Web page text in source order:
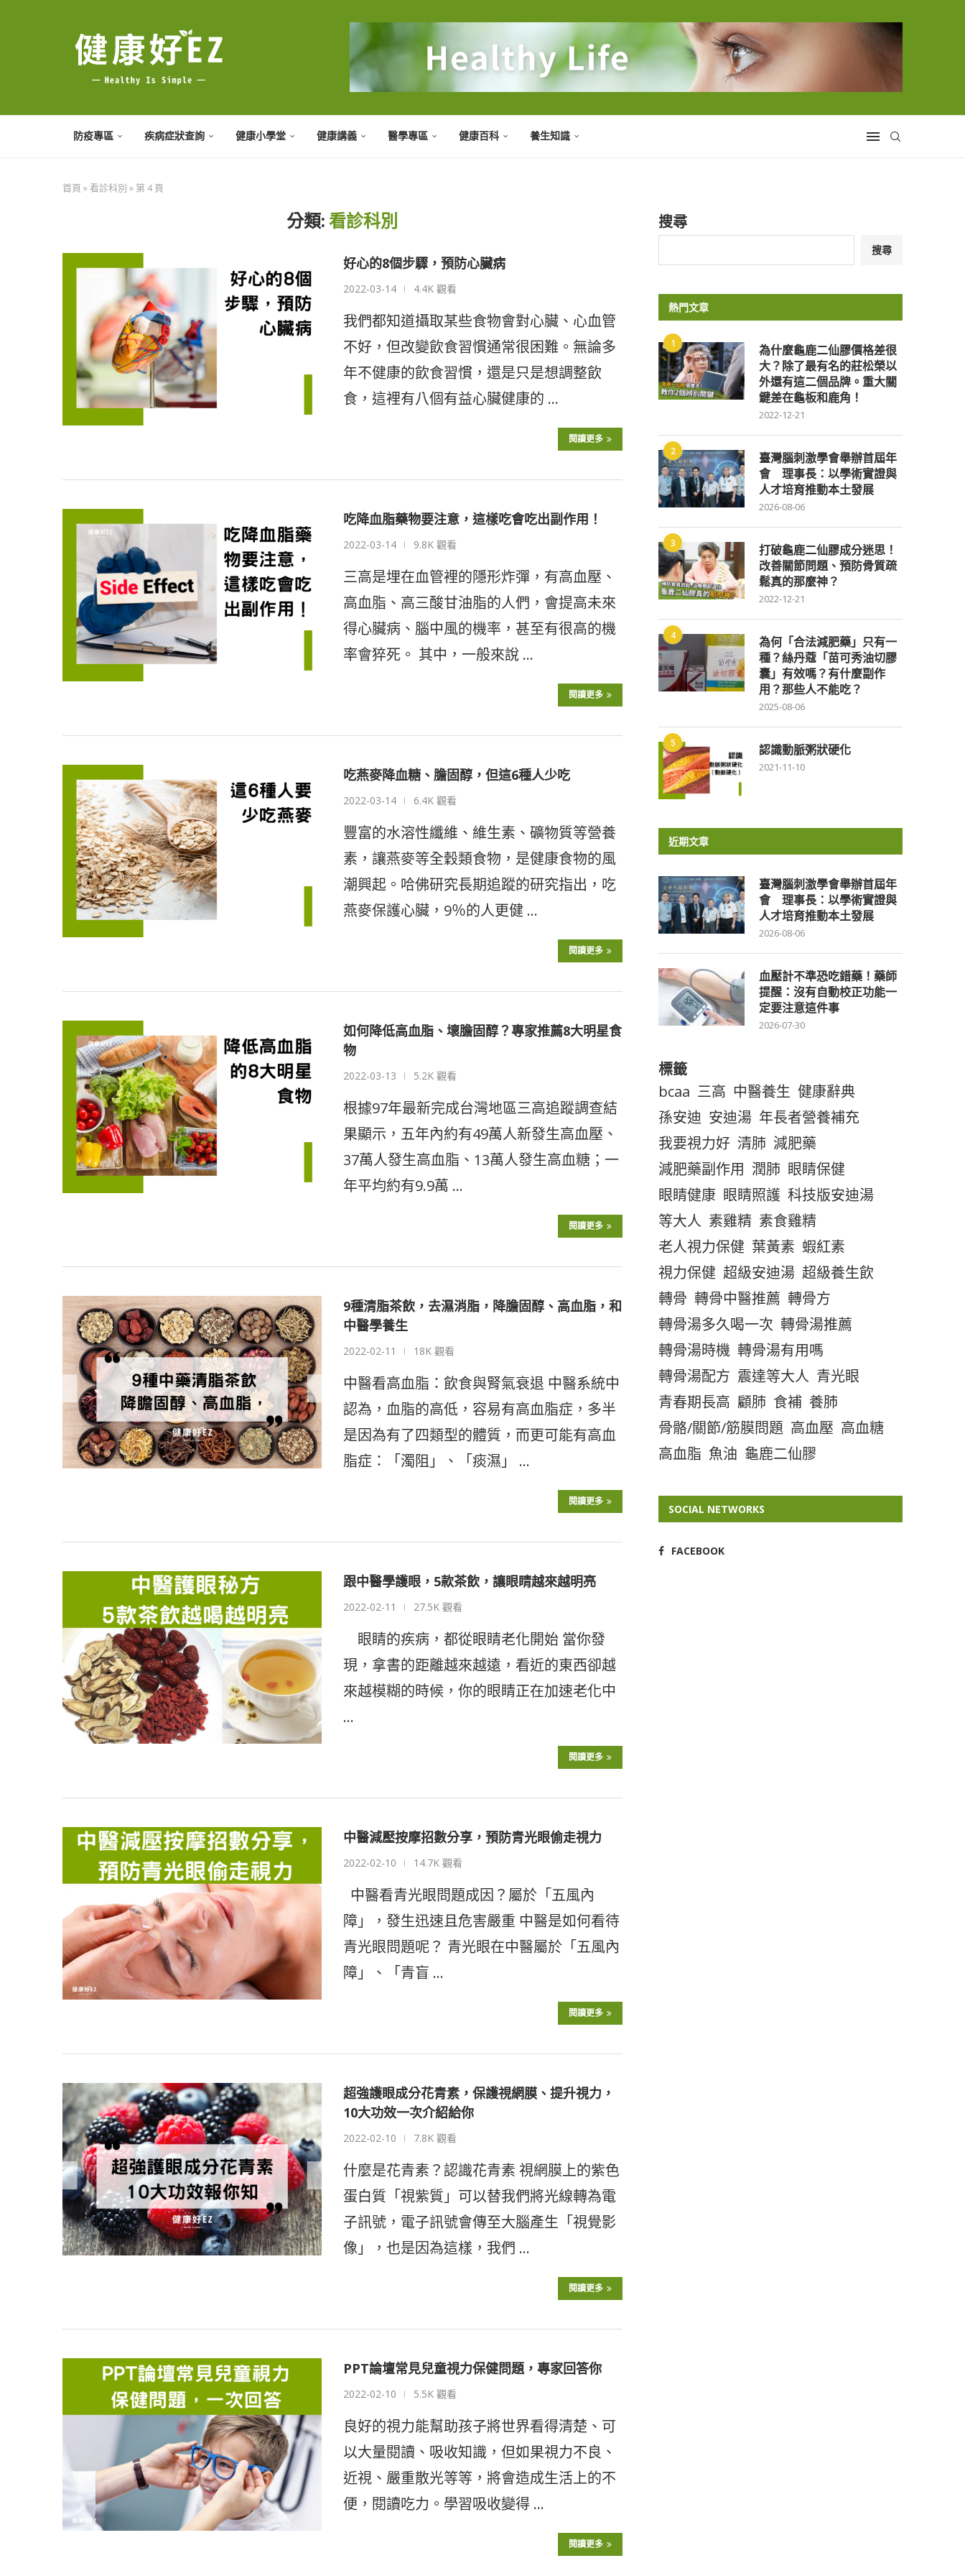
防疫專區 疾病症狀查詢 健康小學堂 健康講義 醫學專區 健康百科 養生知識
首頁 »看診科別 » 第 4 頁
分類:看診科別
好心的8個步驟，預防心臟病
2022-03-14 4.4K 觀看
我們都知道攝取某些食物會對心臟、心血管
不好，但改變飲食習慣通常很困難。無論多
年不健康的飲食習慣，還是只是想調整飲
食，這裡有八個有益心臟健康的 …
閱讀更多
吃降血脂藥物要注意，這樣吃會吃出副作用！
2022-03-14 9.8K 觀看
三高是埋在血管裡的隱形炸彈，有高血壓、
高血脂、高三酸甘油脂的人們，會提高未來
得心臟病、腦中風的機率，甚至有很高的機
率會猝死。 其中，一般來說 …
閱讀更多
吃燕麥降血糖、膽固醇，但這6種人少吃
2022-03-14 6.4K 觀看
豐富的水溶性纖維、維生素、礦物質等營養
素，讓燕麥等全穀類食物，是健康食物的風
潮興起。哈佛研究長期追蹤的研究指出，吃
燕麥保護心臟，9％的人更健 …
閱讀更多
如何降低高血脂、壞膽固醇？專家推薦8大明星食
物
2022-03-13 5.2K 觀看
根據97年最新完成台灣地區三高追蹤調查結
果顯示，五年內約有49萬人新發生高血壓、
37萬人發生高血脂、13萬人發生高血糖；一
年平均約有9.9萬 …
閱讀更多
9種清脂茶飲，去濕消脂，降膽固醇、高血脂，和
中醫學養生
2022-02-11 18K 觀看
中醫看高血脂：飲食與腎氣衰退 中醫系統中
認為，血脂的高低，容易有高血脂症，多半
是因為有了四類型的體質，而更可能有高血
脂症：「濁阻」、「痰濕」 …
閱讀更多
跟中醫學護眼，5款茶飲，讓眼睛越來越明亮
2022-02-11 27.5K 觀看
眼睛的疾病，都從眼睛老化開始 當你發
現，拿書的距離越來越遠，看近的東西卻越
來越模糊的時候，你的眼睛正在加速老化中
…
閱讀更多
中醫減壓按摩招數分享，預防青光眼偷走視力
2022-02-10 14.7K 觀看
中醫看青光眼問題成因？屬於「五風內
障」，發生迅速且危害嚴重 中醫是如何看待
青光眼問題呢？ 青光眼在中醫屬於「五風內
障」、「青盲 …
閱讀更多
超強護眼成分花青素，保護視網膜、提升視力，
10大功效一次介紹給你
2022-02-10 7.8K 觀看
什麼是花青素？認識花青素 視網膜上的紫色
蛋白質「視紫質」可以替我們將光線轉為電
子訊號，電子訊號會傳至大腦產生「視覺影
像」，也是因為這樣，我們 …
閱讀更多
PPT論壇常見兒童視力保健問題，專家回答你
2022-02-10 5.5K 觀看
良好的視力能幫助孩子將世界看得清楚、可
以大量閱讀、吸收知識，但如果視力不良、
近視、嚴重散光等等，將會造成生活上的不
便，閱讀吃力。學習吸收變得 …
閱讀更多
搜尋
搜尋
熱門文章
1
為什麼龜鹿二仙膠價格差很
大？除了最有名的莊松榮以
外還有這二個品牌。重大關
鍵差在龜板和鹿角！
2022-12-21
2
臺灣腦刺激學會舉辦首屆年
會 理事長：以學術實證與
人才培育推動本土發展
2026-08-06
3
打破龜鹿二仙膠成分迷思！
改善關節問題、預防骨質疏
鬆真的那麼神？
2022-12-21
4
為何「合法減肥藥」只有一
種？絲丹蔻「苗可秀油切膠
囊」有效嗎？有什麼副作
用？那些人不能吃？
2025-08-06
5 認識動脈粥狀硬化
2021-11-10
近期文章
臺灣腦刺激學會舉辦首屆年
會 理事長：以學術實證與
人才培育推動本土發展
2026-08-06
血壓計不準恐吃錯藥！藥師
提醒：沒有自動校正功能一
定要注意這件事
2026-07-30
標籤
bcaa 三高 中醫養生 健康辭典
孫安迪 安迪湯 年長者營養補充
我要視力好 清肺 減肥藥
減肥藥副作用 潤肺 眼睛保健
眼睛健康 眼睛照護 科技版安迪湯
等大人 素雞精 素食雞精
老人視力保健 葉黃素 蝦紅素
視力保健 超級安迪湯 超級養生飲
轉骨 轉骨中醫推薦 轉骨方
轉骨湯多久喝一次 轉骨湯推薦
轉骨湯時機 轉骨湯有用嗎
轉骨湯配方 震達等大人 青光眼
青春期長高 顧肺 食補 養肺
骨骼/關節/筋膜問題 高血壓 高血糖
高血脂 魚油 龜鹿二仙膠
SOCIAL NETWORKS
FACEBOOK